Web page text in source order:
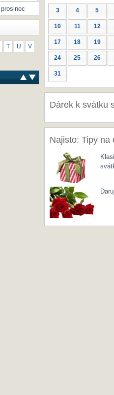
prosinec
U V
3 4 5
10 11 12
17 18 19
24 25 26
31
Dárek k svátku
Najisto: Tipy na